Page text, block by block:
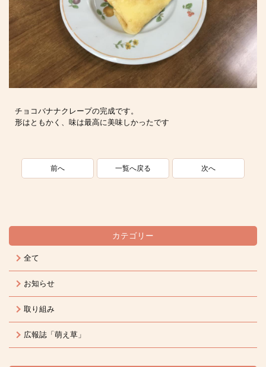
カテゴリー
全て
お知らせ
取り組み
広報誌「萌え草」
チョコバナナクレープの完成です。
形はともかく、味は最高に美味しかったです
前へ 一覧へ戻る 次へ